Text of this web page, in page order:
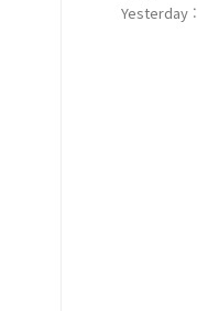
Yesterday :